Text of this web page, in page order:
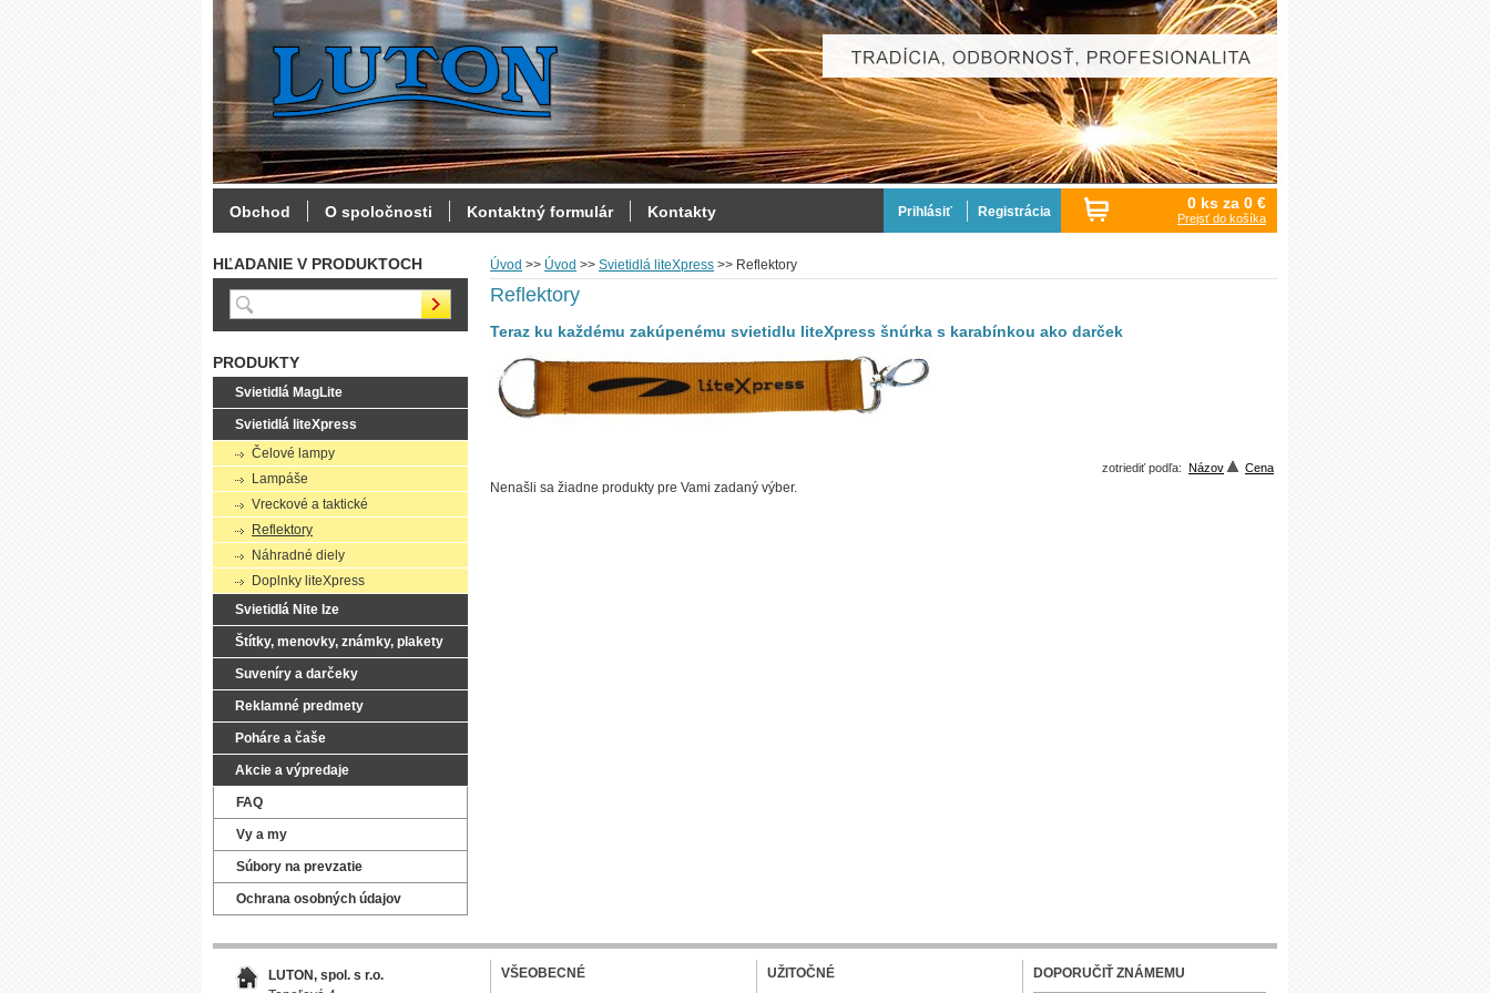
Úvod >> Úvod >> Svietidlá liteXpress >> Reflektory
Reflektory
Teraz ku každému zakúpenému svietidlu liteXpress šnúrka s karabínkou ako darček
zotriediť podľa: Názov Cena
Nenašli sa žiadne produkty pre Vami zadaný výber.
HĽADANIE V PRODUKTOCH
PRODUKTY
Svietidlá MagLite
Svietidlá liteXpress
Čelové lampy
Lampáše
Vreckové a taktické
Reflektory
Náhradné diely
Doplnky liteXpress
Svietidlá Nite Ize
Štítky, menovky, známky, plakety
Suveníry a darčeky
Reklamné predmety
Poháre a čaše
Akcie a výpredaje
FAQ
Vy a my
Súbory na prevzatie
Ochrana osobných údajov
LUTON, spol. s r.o.
VŠEOBECNÉ UŽITOČNÉ DOPORUČIŤ ZNÁMEMU
Obchod O spoločnosti Kontaktný formulár Kontakty Prihlásiť Registrácia 0 ks za 0 €
Prejsť do košíka